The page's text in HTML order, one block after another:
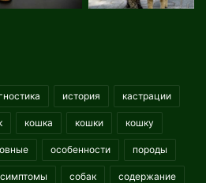
история кастрации
кошка кошки кошку
особенности породы
симптомы собак содержание